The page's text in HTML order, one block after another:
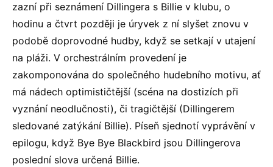
zazní při seznámení Dillingera s Billie v klubu, o
hodinu a čtvrt později je úryvek z ní slyšet znovu v
podobě doprovodné hudby, když se setkají v utajení
na pláži. V orchestrálním provedení je
zakomponována do společného hudebního motivu, ať
má nádech optimističtější (scéna na dostizích při
vyznání neodlučnosti), či tragičtější (Dillingerem
sledované zatýkání Billie). Píseň sjednotí vyprávění v
epilogu, když Bye Bye Blackbird jsou Dillingerova
poslední slova určená Billie.